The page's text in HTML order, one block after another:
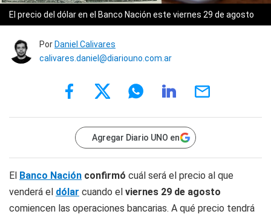
El precio del dólar en el Banco Nación este viernes 29 de agosto
Por Daniel Calivares
calivares.daniel@diariouno.com.ar
Agregar Diario UNO en
El Banco Nación confirmó cuál será el precio al que
venderá el dólar cuando el viernes 29 de agosto
comiencen las operaciones bancarias. A qué precio tendrá